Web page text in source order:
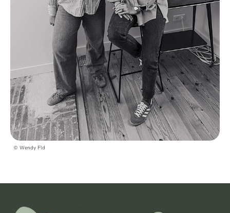
© Wendy Fld